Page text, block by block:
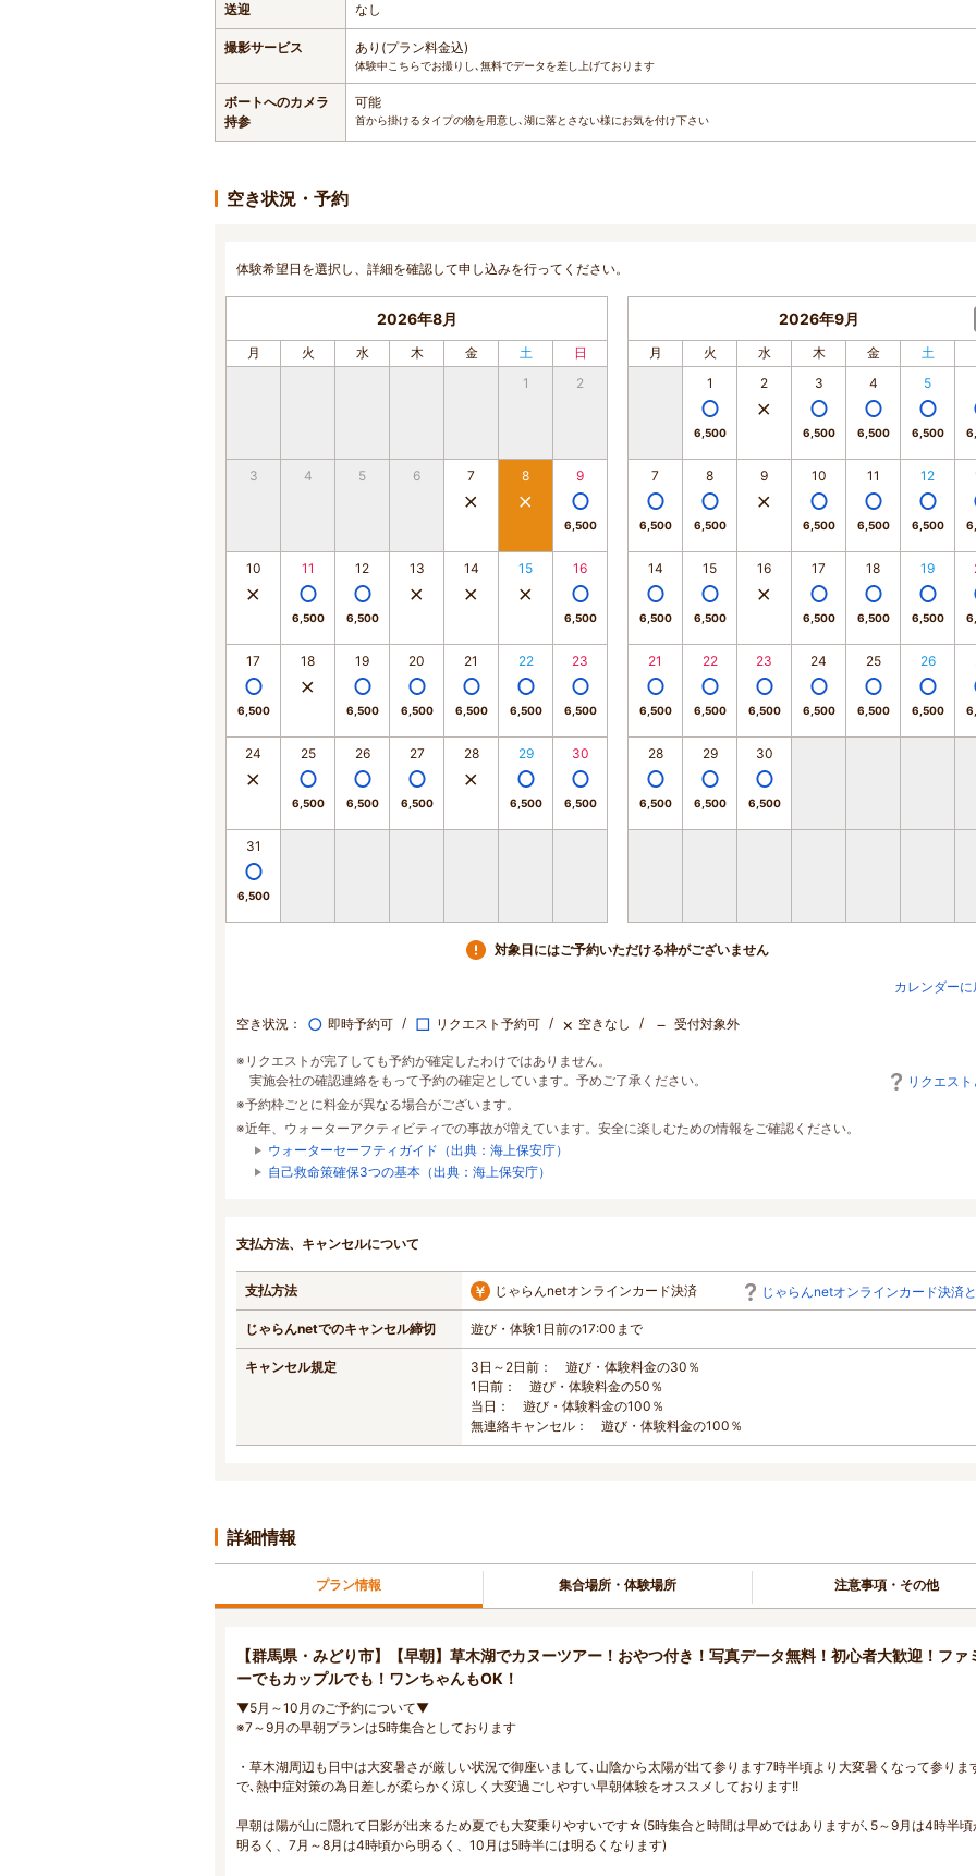
送迎 なし
撮影サービス あり(プラン料金込)
体験中こちらでお撮りし､無料でデータを差し上げております
ボートへのカメラ
持参
可能
首から掛けるタイプの物を用意し､湖に落とさない様にお気を付け下さい
空き状況・予約
体験希望日を選択し、詳細を確認して申し込みを行ってください。
2026年8月
月 火 水 木 金 土
日
1
2
3 4 5 6 7 8 9
6,500
10 11
6,500
12
6,500
13 14 15 16
6,500
17
6,500
18 19
6,500
20
6,500
21
6,500
22
6,500
23
6,500
24 25
6,500
26
6,500
27
6,500
28 29
6,500
30
6,500
31
6,500
2026年9月
月 火 水 木 金 土
1
6,500
2 3
6,500
4
6,500
5
6,500
7
6,500
8
6,500
9 10
6,500
11
6,500
12
6,500
14
6,500
15
6,500
16 17
6,500
18
6,500
19
6,500
21
6,500
22
6,500
23
6,500
24
6,500
25
6,500
26
6,500
28
6,500
29
6,500
30
6,500
対象日にはご予約いただける枠がございません
カレンダーに
空き状況： ○ 即時予約可 □ リクエスト予約可 × 空きなし － 受付対象外
※リクエストが完了しても予約が確定したわけではありません。
実施会社の確認連絡をもって予約の確定としています。予めご了承ください。
リクエス
※予約枠ごとに料金が異なる場合がございます。
※近年、ウォーターアクティビティでの事故が増えています。安全に楽しむための情報をご確認ください。
ウォーターセーフティガイド（出典：海上保安庁）
自己救命策確保3つの基本（出典：海上保安庁）
支払方法、キャンセルについて
支払方法 じゃらんnetオンラインカード決済 じゃらんnetオンラインカード決済
じゃらんnetでのキャンセル締切 遊び・体験1日前の17:00まで
キャンセル規定
3日～2日前： 遊び・体験料金の30％
1日前： 遊び・体験料金の50％
当日： 遊び・体験料金の100％
無連絡キャンセル： 遊び・体験料金の100％
詳細情報
プラン情報 集合場所・体験場所 注意事項・その他
【群馬県・みどり市】【早朝】草木湖でカヌーツアー！おやつ付き！写真データ無料！初心者大歓迎！ファ
ーでもカップルでも！ワンちゃんもOK！
▼5月～10月のご予約について▼
※7～9月の早朝プランは5時集合としております
・草木湖周辺も日中は大変暑さが厳しい状況で御座いまして､山陰から太陽が出て参ります7時半頃より大変暑くなって参りま
で､熱中症対策の為日差しが柔らかく涼しく大変過ごしやすい早朝体験をオススメしております!!
早朝は陽が山に隠れて日影が出来るため夏でも大変乗りやすいです☆(5時集合と時間は早めではありますが､5～9月は4時半頃
明るく、7月～8月は4時頃から明るく、10月は5時半には明るくなります)